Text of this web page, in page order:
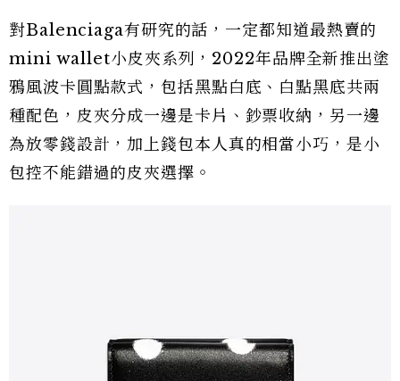
對Balenciaga有研究的話，一定都知道最熱賣的
mini wallet小皮夾系列，2022年品牌全新推出塗
鴉風波卡圓點款式，包括黑點白底、白點黑底共兩
種配色，皮夾分成一邊是卡片、鈔票收納，另一邊
為放零錢設計，加上錢包本人真的相當小巧，是小
包控不能錯過的皮夾選擇。